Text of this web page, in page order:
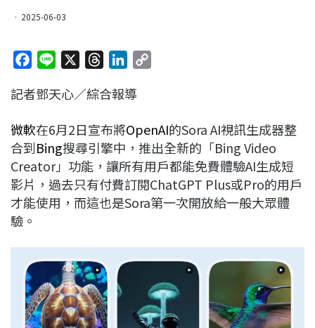
2025-06-03
c
b
o
o
k
n
r
a
d
s
n
e
d
I
n
L
i
n
k
記者鄧天心／綜合報導
微軟在6月2日宣布將OpenAI的Sora AI視訊生成器整
合到Bing搜尋引擎中，推出全新的「Bing Video
Creator」功能，讓所有用戶都能免費體驗AI生成短
影片，過去只有付費訂閱ChatGPT Plus或Pro的用戶
才能使用，而這也是Sora第一次開放給一般大眾體
驗。